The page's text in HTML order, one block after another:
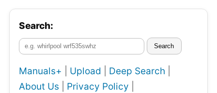
Search:
Search
Manuals+ Upload Deep Search
About Us
Privacy Policy